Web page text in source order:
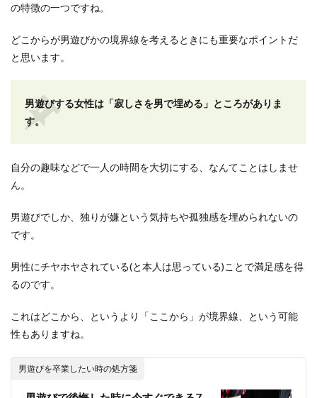
の特徴の一つですね。
どこからが男遊びかの境界線を考えるときにも重要なポイントだ
と思います。
男遊びする女性は「寂しさを男で埋める」ところがありま
す。
自分の趣味などで一人の時間を大切にする、なんてことはしませ
ん。
男遊びでしか、独りが嫌という気持ちや孤独感を埋められないの
です。
男性にチヤホヤされている(と本人は思っている)ことで満足感を得
るのです。
これはどこから、というより「ここから」が境界線、という可能
性もありますね。
男遊びを卒業したい時の処方箋